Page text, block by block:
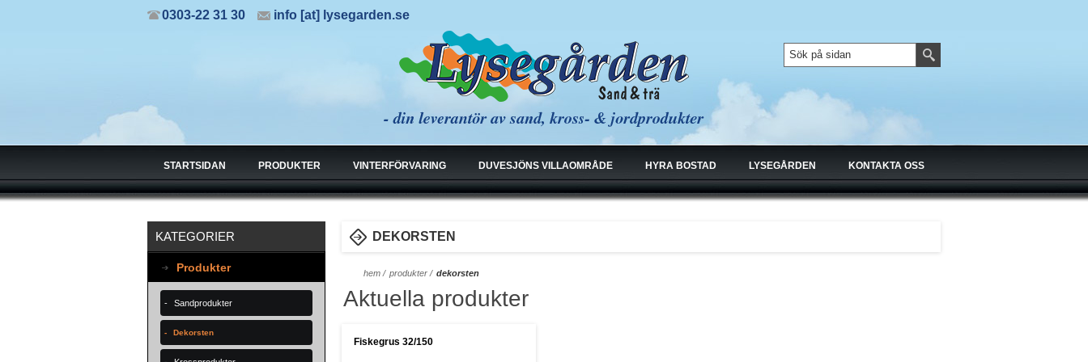
0303-22 31 30 info [at] lysegarden.se
STARTSIDAN PRODUKTER VINTERFÖRVARING DUVESJÖNS VILLAOMRÅDE HYRA BOSTAD LYSEGÅRDEN KONTAKTA OSS
DEKORSTEN
hem / produkter / dekorsten
Aktuella produkter
Fiskegrus 32/150
KATEGORIER
Produkter
Sandprodukter
Dekorsten